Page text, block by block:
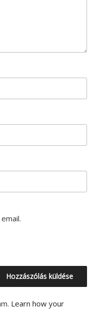
Learn how your